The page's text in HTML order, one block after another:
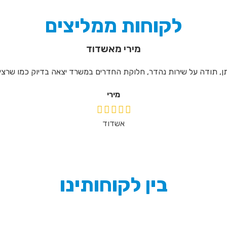
לקוחות ממליצים
אברהם מאשדוד
המקצועיות, ההשקעה, היחס והסבלנות של הצוות הניהולי הרשימה
אברהם
בין לקוחותינו